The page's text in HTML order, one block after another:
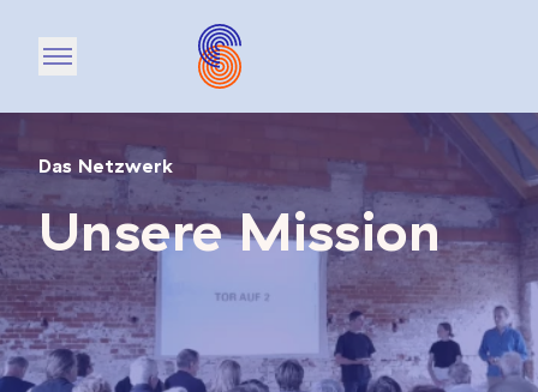
Open main menu
Das Netzwerk
Unsere Mission